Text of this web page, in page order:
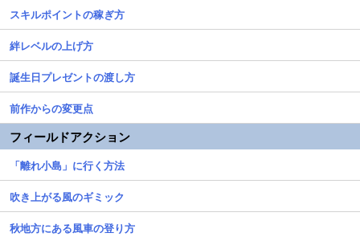
スキルポイントの稼ぎ方
絆レベルの上げ方
誕生日プレゼントの渡し方
前作からの変更点
フィールドアクション
「離れ小島」に行く方法
吹き上がる風のギミック
秋地方にある風車の登り方